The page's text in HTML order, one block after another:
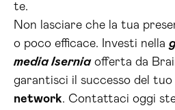
te.
Non lasciare che la tua
o poco efficace. Investi nella
media Iserniaofferta da
garantisci il successo del tuo
network. Contattaci oggi